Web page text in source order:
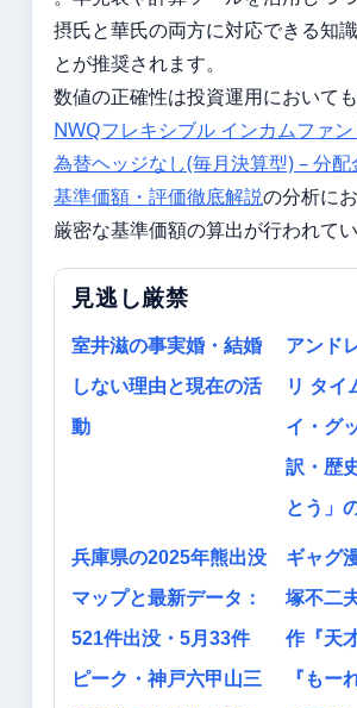
摂氏と華氏の両方に対応できる知
とが推奨されます。
数値の正確性は投資運用においても
NWQフレキシブル インカムファン
為替ヘッジなし(毎月決算型) – 分配
基準価額・評価徹底解説の分析にお
厳密な基準価額の算出が行われてい
見逃し厳禁
室井滋の事実婚・結婚
しない理由と現在の活
動
アンド
リ タイ
イ・グ
訳・歴
とう」
兵庫県の2025年熊出没
マップと最新データ：
521件出没・5月33件
ピーク・神戸六甲山三
ギャグ
塚不二
作『天
『もー